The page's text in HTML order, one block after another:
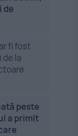
de
fi fost
la
peste
a primit